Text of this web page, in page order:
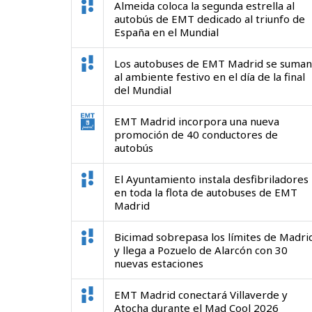
Almeida coloca la segunda estrella al
autobús de EMT dedicado al triunfo de
España en el Mundial
Los autobuses de EMT Madrid se suman
al ambiente festivo en el día de la final
del Mundial
EMT Madrid incorpora una nueva
promoción de 40 conductores de
autobús
El Ayuntamiento instala desfibriladores
en toda la flota de autobuses de EMT
Madrid
Bicimad sobrepasa los límites de
y llega a Pozuelo de Alarcón con 30
nuevas estaciones
EMT Madrid conectará Villaverde y
Atocha durante el Mad Cool 2026